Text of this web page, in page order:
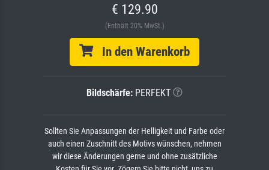
€ 129.90
(Enthält 20% MwSt.)
In den Warenkorb
Bildschärfe: PERFEKT
Sollten Sie Anpassungen der Helligkeit und Farbe oder
auch einen Zuschnitt des Motivs wünschen, nehmen
wir diese Änderungen gerne und ohne zusätzliche